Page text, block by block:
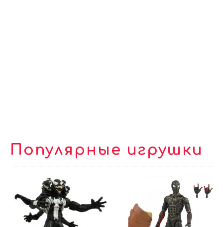
Популярные игрушки